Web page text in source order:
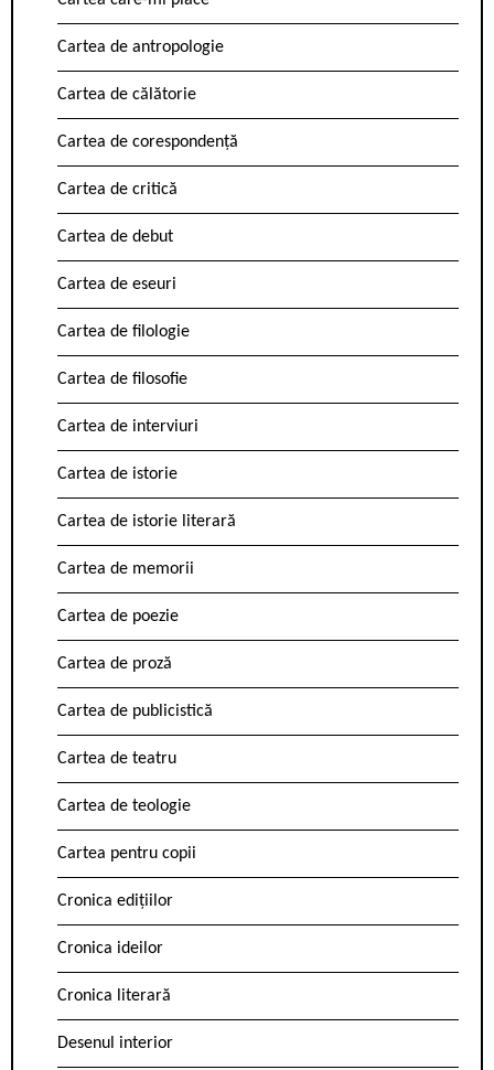
Cartea de antropologie
Cartea de călătorie
Cartea de corespondență
Cartea de critică
Cartea de debut
Cartea de eseuri
Cartea de filologie
Cartea de filosofie
Cartea de interviuri
Cartea de istorie
Cartea de istorie literară
Cartea de memorii
Cartea de poezie
Cartea de proză
Cartea de publicistică
Cartea de teatru
Cartea de teologie
Cartea pentru copii
Cronica edițiilor
Cronica ideilor
Cronica literară
Desenul interior